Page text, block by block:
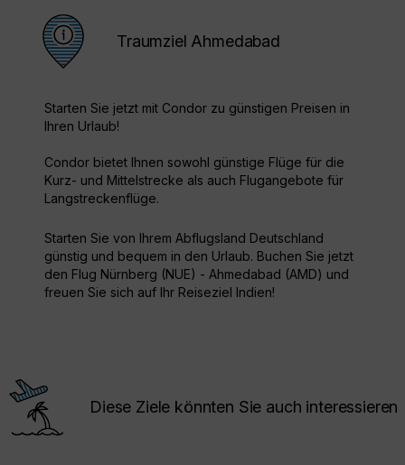
Traumziel Ahmedabad
Starten Sie jetzt mit Condor zu günstigen Preisen in
Ihren Urlaub!
Condor bietet Ihnen sowohl günstige Flüge für die
Kurz- und Mittelstrecke als auch Flugangebote für
Langstreckenflüge.
Starten Sie von Ihrem Abflugsland Deutschland
günstig und bequem in den Urlaub. Buchen Sie jetzt
den Flug Nürnberg (NUE) - Ahmedabad (AMD) und
freuen Sie sich auf Ihr Reiseziel Indien!
Diese Ziele könnten Sie auch interessieren